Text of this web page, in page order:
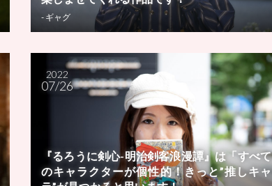
- ギャグ
2022
07/26
『るろうに剣心-明治剣客浪漫譚』は「すべて
のキャラクターが個性的！きっと”推しキャ